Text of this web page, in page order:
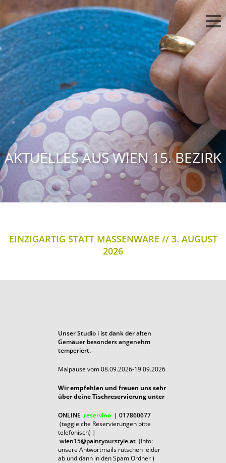
AKTUELLES AUS WIEN 15. BEZIRK
EINZIGARTIG STATT MASSENWARE
3. AUGUST
2026
Unser Studio i ist dank der alten
Gemäuer besonders angenehm
temperiert.
Malpause vom 08.09.2026-19.09.2026
Wir empfehlen und freuen uns sehr
über deine Tischreservierung unter
ONLINE reservino | 017860677
(taggleiche Reservierungen bitte
telefonisch) |
wien15@paintyourstyle.at (Info:
unsere Antwortmails rutschen leider
ab und dann in den Spam Ordner )